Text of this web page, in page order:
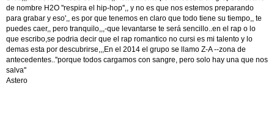
de nombre H2O ''respira el hip-hop'',, y no es que nos estemos preparando
para grabar y eso',, es por que tenemos en claro que todo tiene su tiempo,, te
puedes caer,, pero tranquilo,,,-que levantarse te será sencillo..en el rap o lo
que escribo,se podria decir que el rap romantico no cursi es mi talento y lo
demas esta por descubrirse,,,En el 2014 el grupo se llamo Z-A --zona de
antecedentes..''porque todos cargamos con sangre, pero solo hay una que nos
salva''
Astero